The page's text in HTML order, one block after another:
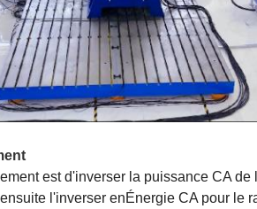
est d'inverser la puissance CA de
l'inverser enÉnergie CA pour le